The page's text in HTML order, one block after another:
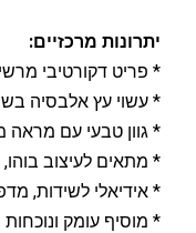
יתרונות מרכזיים:
* פריט דקורטיבי
* עשוי עץ אלבסיה
* גוון טבעי עם מראה
* מתאים לעיצוב בוהו,
* אידיאלי לשידות,
* מוסיף עומק